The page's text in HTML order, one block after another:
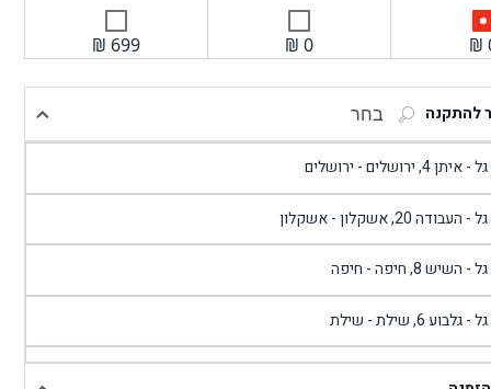
₪
₪ 0
₪ 699
להתקנה בחר
4, ירושלים - ירושלים
העבודה 20, אשקלון - אשקלון
- השיש 8, חיפה - חיפה
- גלבוע 6, שילת - שילת
- פוריידיס, כניסה צפונית מול כביש 4 - פרדיס